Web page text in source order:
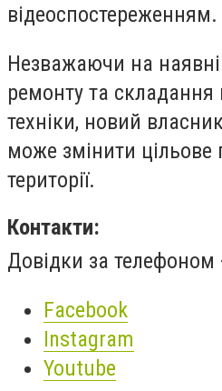
відеоспостереженням.
Незважаючи на
ремонту та складання
техніки, новий
може змінити цільове
території.
Контакти:
Довідки за телефоном
Facebook
Instagram
Youtube